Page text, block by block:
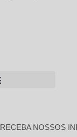
NOSSOS